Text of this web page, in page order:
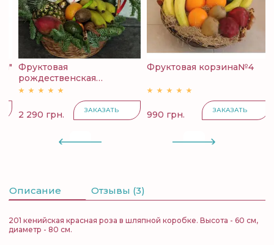
Фруктовая
рождественская
корзина...
2 290 грн. ЗАКАЗАТЬ
Фруктовая корзина№4
990 грн. ЗАКАЗАТЬ
Описание Отзывы (3)
201 кенийская красная роза в шляпной коробке. Высота - 60 см,
диаметр - 80 см.